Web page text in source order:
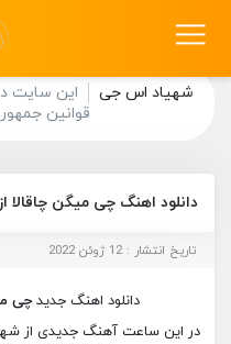
شهیاد اس جی
این سایت
قوانین
دانلود اهنگ چی میگن
تاریخ انتشار : 12 ژوئن 2022
دانلود اهنگ جدید چی
در این ساعت آهنگ جدیدی از